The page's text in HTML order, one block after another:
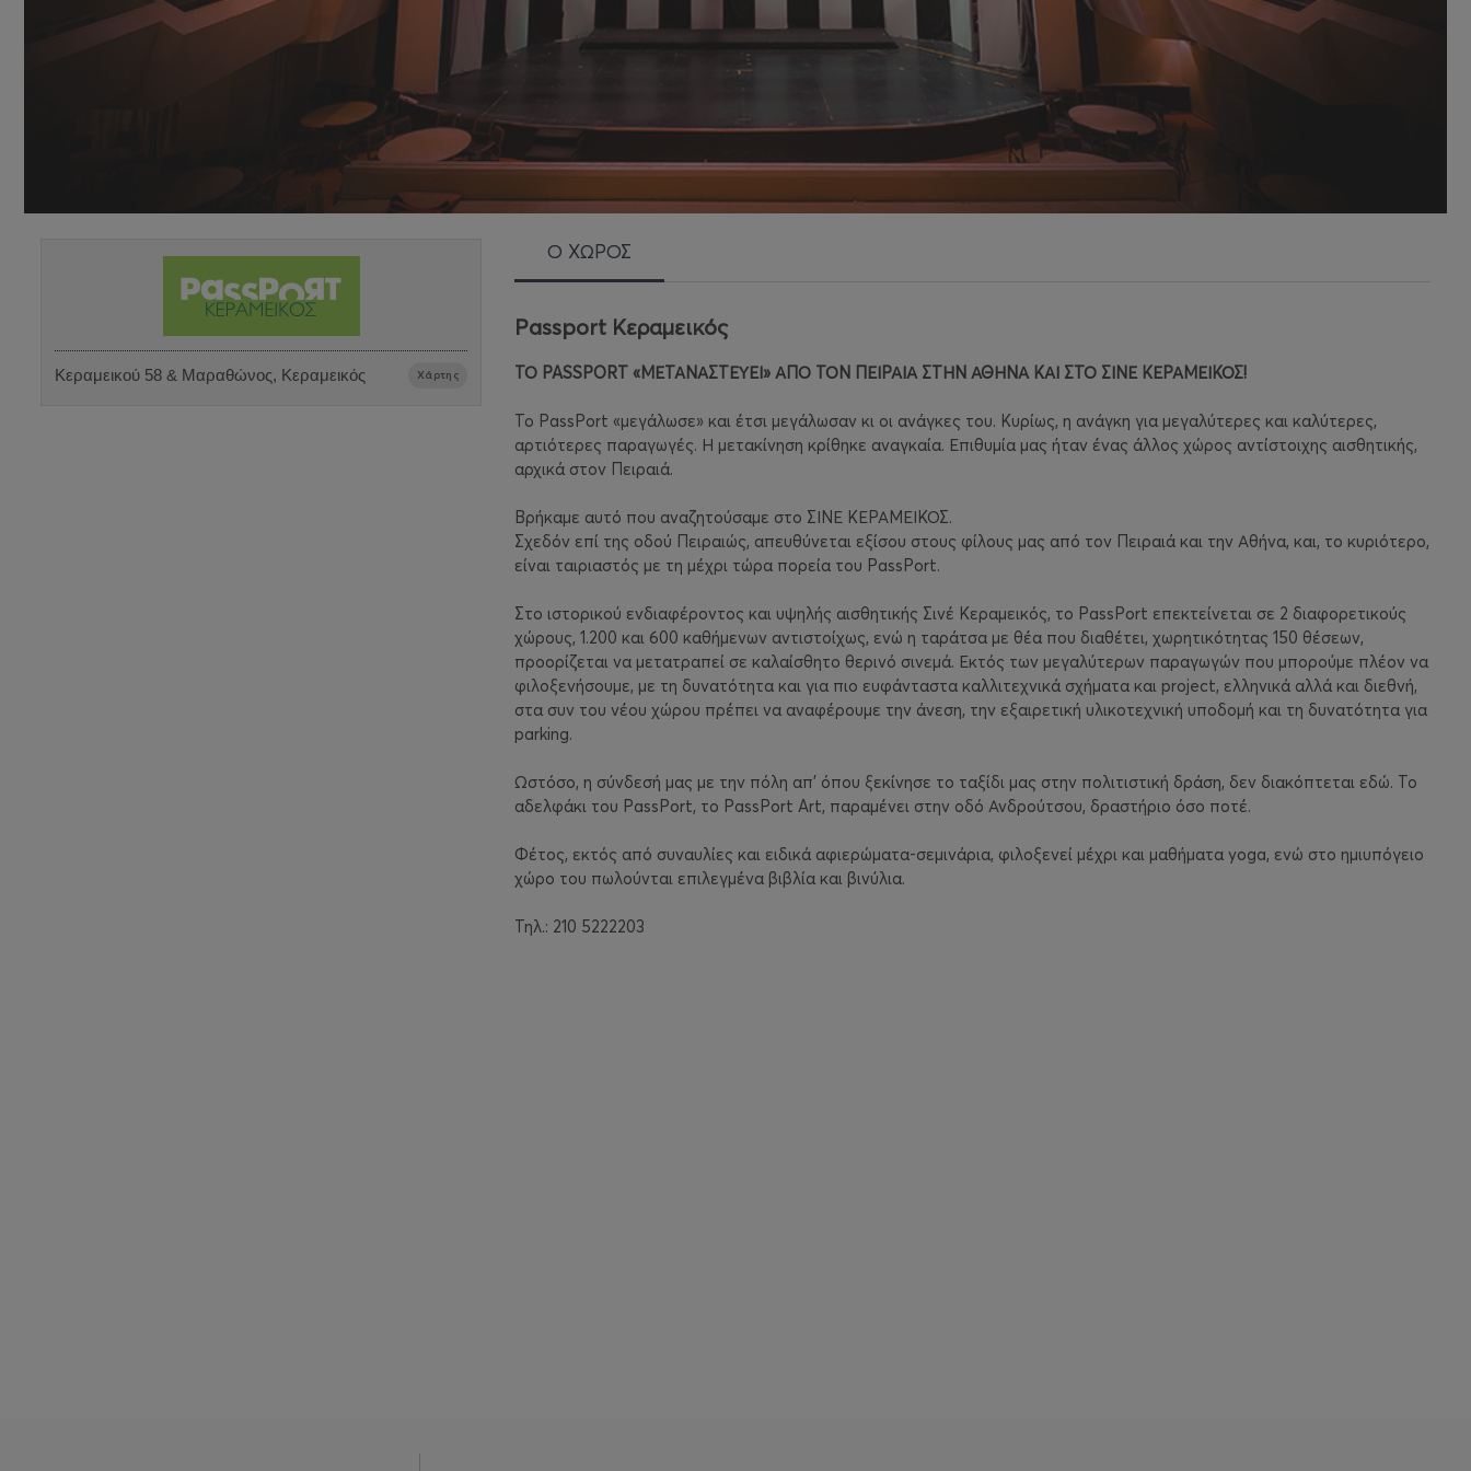
Κεραμεικού 58 & Μαραθώνος, Κεραμεικός Χάρτης
Ο ΧΩΡΟΣ
Passport Κεραμεικός
ΤΟ PASSPORT «ΜΕΤΑΝΑΣΤΕΥΕΙ» ΑΠΟ ΤΟΝ ΠΕΙΡΑΙΑ ΣΤΗΝ ΑΘΗΝΑ ΚΑΙ ΣΤΟ ΣΙΝΕ ΚΕΡΑΜΕΙΚΟΣ!
Το PassPort «μεγάλωσε» και έτσι μεγάλωσαν κι οι ανάγκες του. Κυρίως, η ανάγκη για μεγαλύτερες και καλύτερες,
αρτιότερες παραγωγές. Η μετακίνηση κρίθηκε αναγκαία. Επιθυμία μας ήταν ένας άλλος χώρος αντίστοιχης αισθητικής,
αρχικά στον Πειραιά.
Bρήκαμε αυτό που αναζητούσαμε στο ΣΙΝΕ ΚΕΡΑΜΕΙΚΟΣ.
Σχεδόν επί της οδού Πειραιώς, απευθύνεται εξίσου στους φίλους μας από τον Πειραιά και την Αθήνα, και, το κυριότερο,
είναι ταιριαστός με τη μέχρι τώρα πορεία του PassPort.
Στο ιστορικού ενδιαφέροντος και υψηλής αισθητικής Σινέ Κεραμεικός, το PassPort επεκτείνεται σε 2 διαφορετικούς
χώρους, 1.200 και 600 καθήμενων αντιστοίχως, ενώ η ταράτσα με θέα που διαθέτει, χωρητικότητας 150 θέσεων,
προορίζεται να μετατραπεί σε καλαίσθητο θερινό σινεμά. Εκτός των μεγαλύτερων παραγωγών που μπορούμε πλέον να
φιλοξενήσουμε, με τη δυνατότητα και για πιο ευφάνταστα καλλιτεχνικά σχήματα και project, ελληνικά αλλά και διεθνή,
στα συν του νέου χώρου πρέπει να αναφέρουμε την άνεση, την εξαιρετική υλικοτεχνική υποδομή και τη δυνατότητα για
parking.
Ωστόσο, η σύνδεσή μας με την πόλη απ’ όπου ξεκίνησε το ταξίδι μας στην πολιτιστική δράση, δεν διακόπτεται εδώ. Το
αδελφάκι του PassPort, το PassPort Art, παραμένει στην οδό Ανδρούτσου, δραστήριο όσο ποτέ.
Φέτος, εκτός από συναυλίες και ειδικά αφιερώματα-σεμινάρια, φιλοξενεί μέχρι και μαθήματα yoga, ενώ στο ημιυπόγειο
χώρο του πωλούνται επιλεγμένα βιβλία και βινύλια.
Τηλ.: 210 5222203